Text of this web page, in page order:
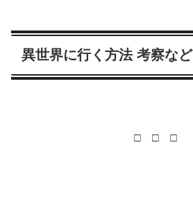
異世界に行く方法 考察など
□ □ □